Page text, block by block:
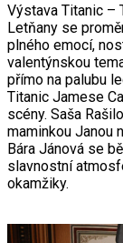
Výstava Titanic –
Letňany se
plného emocí,
valentýnskou
přímo na palubu
Titanic Jamese
scény. Saša
maminkou Janou
Bára Jánová se
slavnostní
okamžiky.